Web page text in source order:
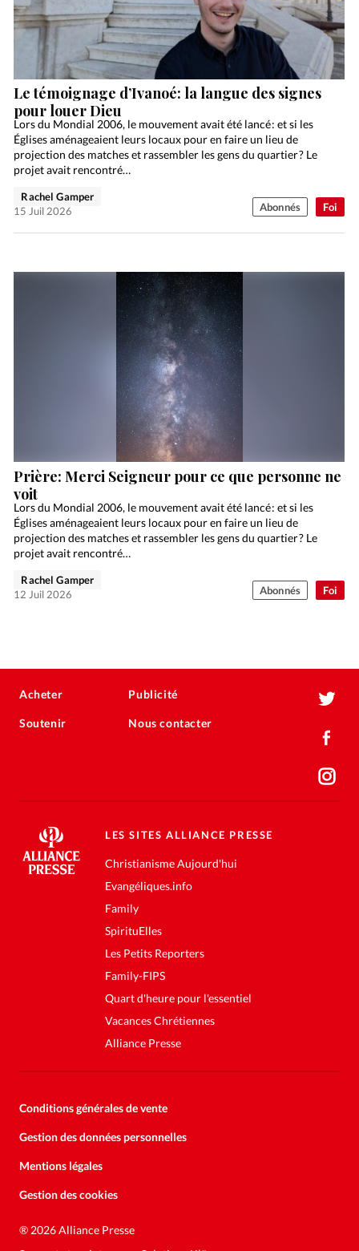
Foi
Le témoignage d’Ivanoé: la langue des signes
pour louer Dieu
Lors du Mondial 2006, le mouvement avait été lancé : et si les
Églises aménageaient leurs locaux pour en faire un lieu de
projection des matches et rassembler les gens du quartier ? Le
projet avait rencontré…
Rachel Gamper
15 Juil 2026
Abonnés
Foi
Prière: Merci Seigneur pour ce que personne ne
voit
Lors du Mondial 2006, le mouvement avait été lancé : et si les
Églises aménageaient leurs locaux pour en faire un lieu de
projection des matches et rassembler les gens du quartier ? Le
projet avait rencontré…
Rachel Gamper
12 Juil 2026
Abonnés
Acheter
Soutenir
Publicité
Nous contacter
LES SITES ALLIANCE PRESSE
Christianisme Aujourd'hui
Evangéliques.info
Family
SpirituElles
Les Petits Reporters
Family-FIPS
Quart d'heure pour l'essentiel
Vacances Chrétiennes
Alliance Presse
Conditions générales de vente
Gestion des données personnelles
Mentions légales
Gestion des cookies
® 2026 Alliance Pressenous développer